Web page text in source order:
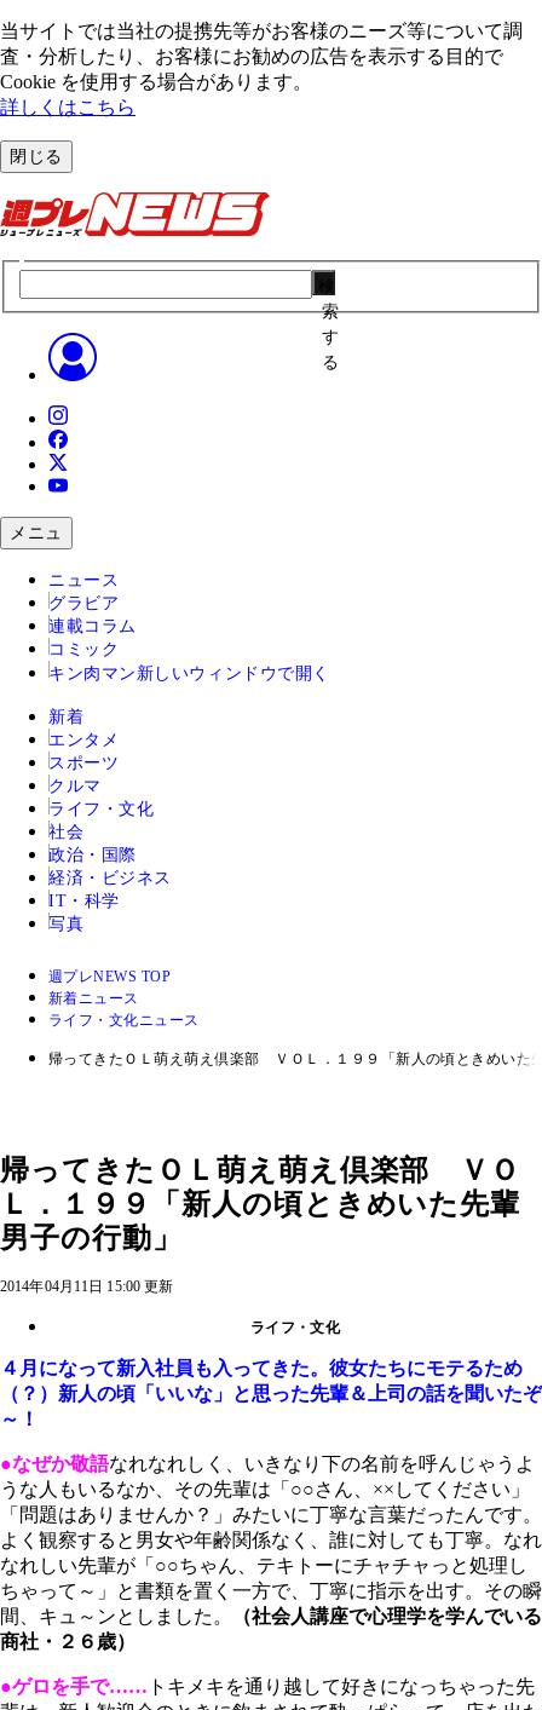
当サイトでは当社の提携先等がお客様のニーズ等について調
査・分析したり、お客様にお勧めの広告を表⽰する⽬的で
Cookie を使⽤する場合があります。
詳しくはこちら
閉じる
索
す
る
メニュ
ニュース
グラビア
連載コラム
コミック
キン肉マン 新しいウィンドウで開く
新着
エンタメ
スポーツ
クルマ
ライフ・文化
社会
政治・国際
経済・ビジネス
IT・科学
写真
週プレNEWS TOP
新着ニュース
ライフ・文化ニュース
帰ってきたＯＬ萌え萌え倶楽部 ＶＯＬ．１９９「新人の頃ときめいた
帰ってきたＯＬ萌え萌え倶楽部 ＶＯ
Ｌ．１９９「新人の頃ときめいた先輩
男子の行動」
2014年04月11日 15:00 更新
ライフ・文化
４月になって新入社員も入ってきた。彼女たちにモテるため
（？）新人の頃「いいな」と思った先輩＆上司の話を聞いたぞ
～！
●なぜか敬語なれなれしく、いきなり下の名前を呼んじゃうよ
うな人もいるなか、その先輩は「○○さん、××してください」
「問題はありませんか？」みたいに丁寧な言葉だったんです。
よく観察すると男女や年齢関係なく、誰に対しても丁寧。なれ
なれしい先輩が「○○ちゃん、テキトーにチャチャっと処理し
ちゃって～」と書類を置く一方で、丁寧に指示を出す。その瞬
間、キュ～ンとしました。
（社会人講座で心理学を学んでいる
商社・２６歳）
●ゲロを手で…… トキメキを通り越して好きになっちゃった先